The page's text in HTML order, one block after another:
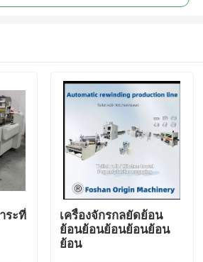
ระที่
เครื่องจักรกลยัดย้อน
ย้อนย้อนย้อนย้อนย้อน
ย้อน